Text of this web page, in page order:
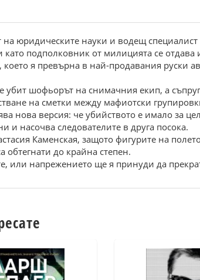
юридическите науки и водещ
подполковник от милицията се отдава
я превърна в най-продавания руски
шофьорът на снимачния екип, а
на сметки между мафиотски
нова версия: че убийството е имало за
и насочва следователите в друга посока.
Каменская, защото фигурите на
до крайна степен.
или напрежението ще я принуди да